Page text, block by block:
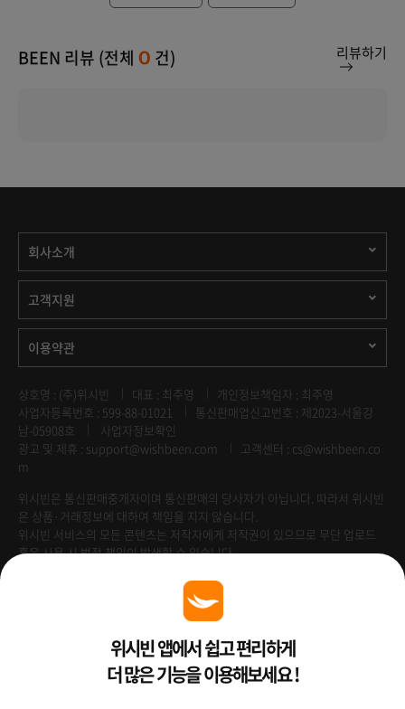
BEEN 리뷰 (전체 0 건) 리뷰하기
회사소개
고객지원
이용약관
상호명 : (주)위시빈 대표 : 최주영
개인정보책임자 : 최주영
사업자등록번호 : 599-88-01021
통신판매업신고번호 : 제2023-서울강
남-05908호
사업자정보확인
광고 및 제휴 : support@wishbeen.com
고객센터 : cs@wishbeen.co
m
위시빈은 통신판매중개자이며 통신판매의 당사자가 아닙니다. 따라서 위시빈
은 상품·거래정보에 대하여 책임을 지지 않습니다.
위시빈 서비스의 모든 콘텐츠는 저작자에게 저작권이 있으므로 무단 업로드
혹은 사용 시 법적 책임이 발생할 수 있습니다.
Venture Enterprise위시빈 앱에서 쉽고 편리하게
더 많은 기능을 이용해보세요 !